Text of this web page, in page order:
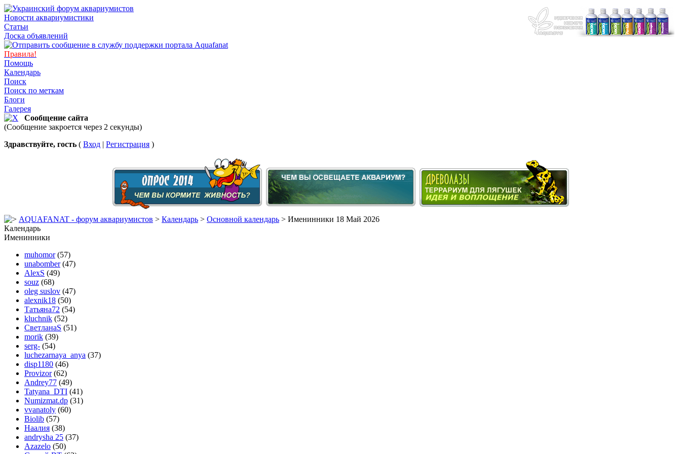
Новости аквариумистики
Статьи
Доска объявлений
Правила!
Помощь
Календарь
Поиск
Поиск по меткам
Блоги
Галерея
Сообщение сайта
(Сообщение закроется через 2 секунды)
Здравствуйте, гость ( Вход | Регистрация )
AQUAFANAT - форум аквариумистов > Календарь > Основной календарь > Именинники 18 Май 2026
Календарь
Именинники
muhomor(57)
unabomber(47)
AlexS (49)
souz (68)
oleg suslov (47)
alexnik18 (50)
Татьяна72 (54)
kluchnik (52)
СветланаS (51)
morik (39)
serg- (54)
luchezarnaya_anya (37)
disp1180 (46)
Provizor(62)
Andrey77 (49)
Tatyana_DTI (41)
Numizmat.dp (31)
vvanatoly (60)
Biolib (57)
Наалия (38)
andrysha 25 (37)
Azazelo (50)